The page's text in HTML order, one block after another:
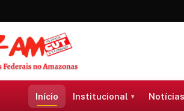
Início Institucional Notícias